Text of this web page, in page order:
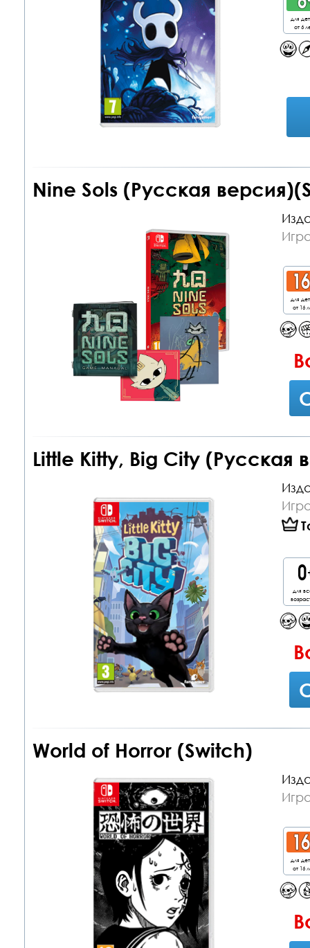
для
от 6
Nine Sols (Русская
для
от 16
Little Kitty, Big City (Русская
для
World of Horror (Switch)
для
от 16